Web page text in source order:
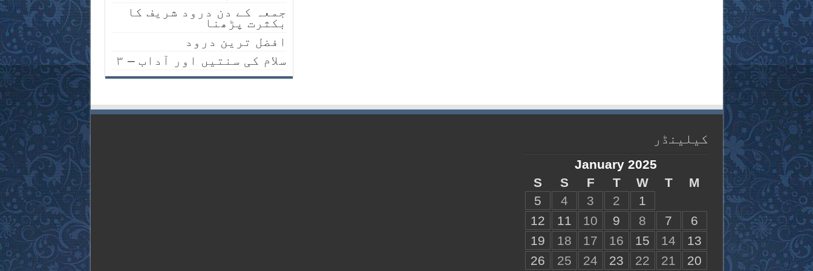
جمعہ کے دن درود شریف کا
بکثرت پڑھنا
افضل ترین درود
سلام کی سنتیں اور آداب – ۳
کیلینڈر
January 2025
M
T
W
T
F
S
S
1
2
3
4
5
6
7
8
9
10
11
12
13
14
15
16
17
18
19
20
21
22
23
24
25
26